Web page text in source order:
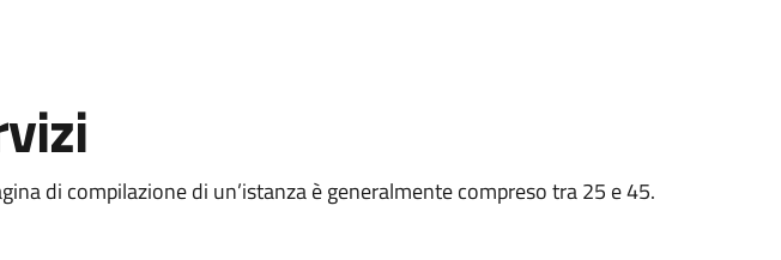
di compilazione di un’istanza è generalmente compreso tra 25 e 45.